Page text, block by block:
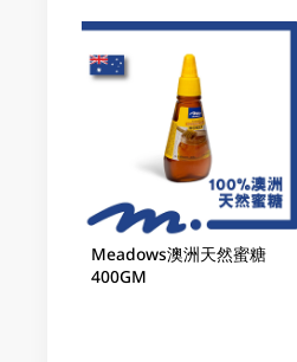
Meadows澳洲天然蜜糖
400GM